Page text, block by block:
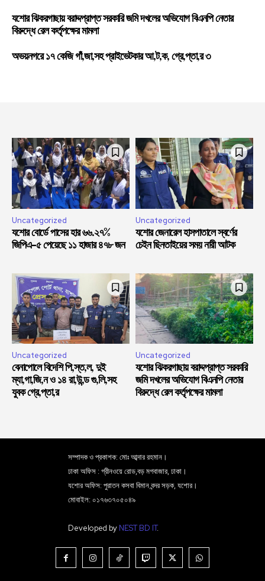
যশোর ঝিকরগাছায় বরাদ্দপ্রাপ্ত সরকারি জমি দখলের অভিযোগ বিএনপি নেতার
বিরুদ্ধে রেল কর্তৃপক্ষের মামলা
অভয়নগরে ১৭ কেজি গাঁ,জা,সহ প্রাইভেটকার আ,ট,ক, গ্রে,প্তা,র ৩
Uncategorized
যশোর বোর্ডে পাসের হার ৬৬.২৭%
জিপিএ-৫ পেয়েছে ১১ হাজার ৪৭৮ জন
Uncategorized
যশোর জেনারেল হাসপাতালে স্বর্ণের
চেইন ছিনতাইয়ের সময় নারী আটক
Uncategorized
বেনাপোলে বিদেশি পি,স্ত,ল, দুই
ম্যা,গা,জি,ন ও ১৪ রা,উ,ন্ড গু,লি,সহ
যুবক গ্রে,প্তা,র
Uncategorized
যশোর ঝিকরগাছায় বরাদ্দপ্রাপ্ত সরকারি
জমি দখলের অভিযোগ বিএনপি নেতার
বিরুদ্ধে রেল কর্তৃপক্ষের মামলা
সম্পাদক ও প্রকাশক: মোঃ আব্দার রহমান।
ঢাকা অফিস : গ্রীনওয়ে রোড,বড় মগবাজার, ঢাকা।
যশোর অফিস: পুরাতন কসবা বিমান বন্দর সড়ক, যশোর।
মোবাইল: ০১৭৬৩৭০৫০৪৯
Developed by NEST BD IT.